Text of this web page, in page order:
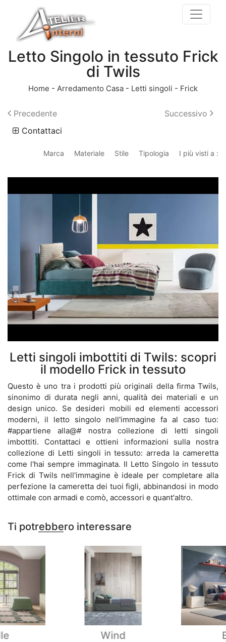
Letto Singolo in tessuto Frick
di Twils
Home - Arredamento Casa - Letti singoli - Frick
Precedente
Successivo
Contattaci
Marca Materiale Stile Tipologia I più visti a :
Letti singoli imbottiti di Twils: scopri
il modello Frick in tessuto
Questo è uno tra i prodotti più originali della firma Twils,
sinonimo di durata negli anni, qualità dei materiali e un
design unico. Se desideri mobili ed elementi accessori
moderni, il letto singolo nell'immagine fa al caso tuo:
#appartiene alla@# nostra collezione di letti singoli
imbottiti. Contattaci e ottieni informazioni sulla nostra
collezione di Letti singoli in tessuto: arreda la cameretta
come l'hai sempre immaginata. Il Letto Singolo in tessuto
Frick di Twils nell'immagine è ideale per completare alla
perfezione la cameretta dei tuoi figli, abbinandosi in modo
ottimale con armadi e comò, accessori e quant'altro.
Ti potrebbero interessare
Wind